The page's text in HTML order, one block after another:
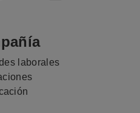
laborales